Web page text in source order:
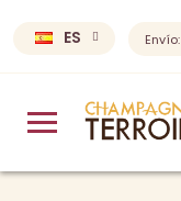
ES Envío: